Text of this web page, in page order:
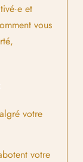
et
vous
votre
votre